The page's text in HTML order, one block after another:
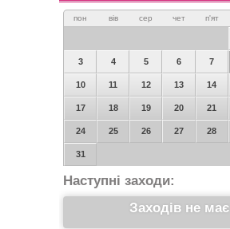
пон вів сер чет п'ят
3 4 5 6 7
10 11 12 13 14
17 18 19 20 21
24 25 26 27 28
31
Наступні заходи:
Заходів не має